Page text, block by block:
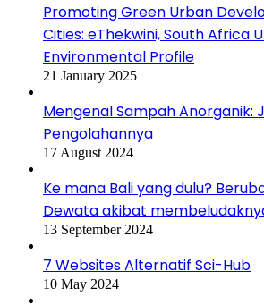
Promoting Green Urban
Cities: eThekwini, South Africa
Environmental Profile
21 January 2025
Mengenal Sampah Anorganik:
Pengolahannya
17 August 2024
Ke mana Bali yang dulu?
Dewata akibat
13 September 2024
7 Websites Alternatif Sci-Hub
10 May 2024